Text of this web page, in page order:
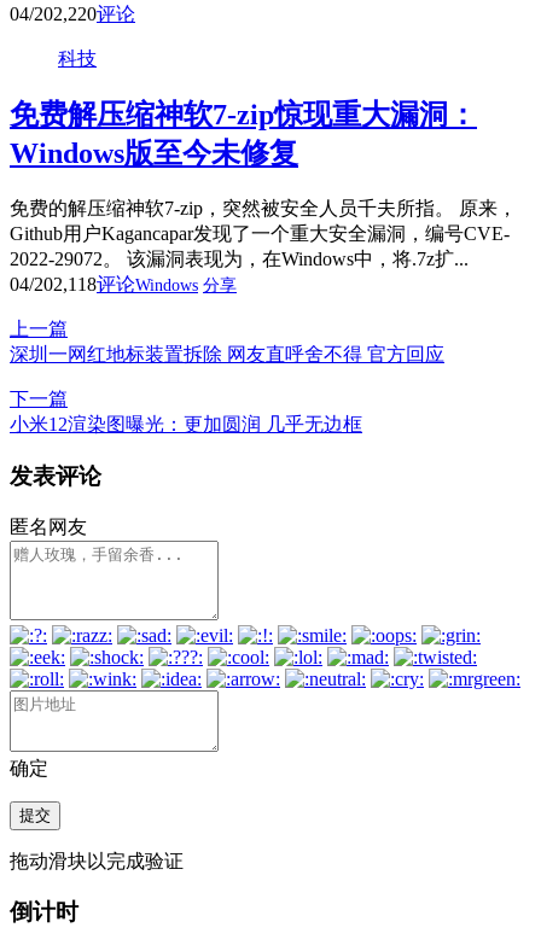
04/202,220评论
科技
免费解压缩神软7-zip惊现重大漏洞：
Windows版至今未修复
免费的解压缩神软7-zip，突然被安全人员千夫所指。 原来，
Github用户Kagancapar发现了一个重大安全漏洞，编号CVE-
2022-29072。 该漏洞表现为，在Windows中，将.7z扩...
04/202,118评论Windows 分享
上一篇
深圳一网红地标装置拆除 网友直呼舍不得 官方回应
下一篇
小米12渲染图曝光：更加圆润 几乎无边框
发表评论
匿名网友
确定
提交
拖动滑块以完成验证
倒计时